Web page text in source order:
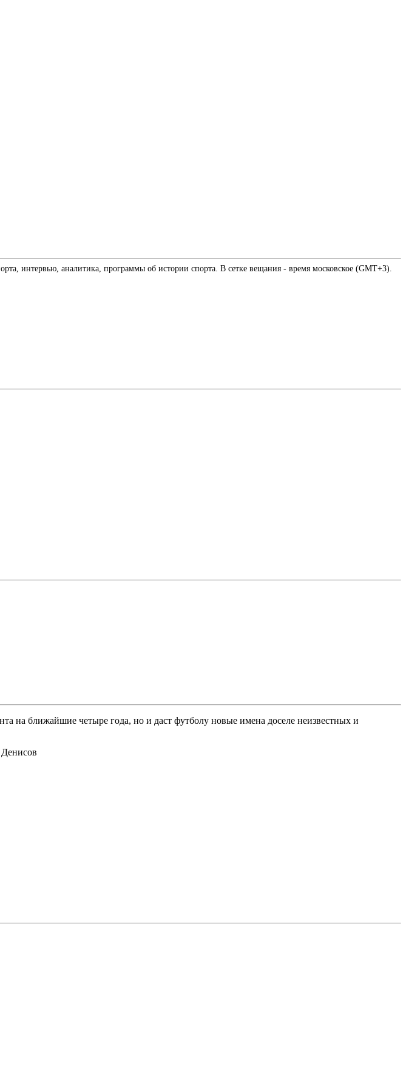
интервью, аналитика, программы об истории спорта. В сетке вещания - время московское (GMT+3).
на ближайшие четыре года, но и даст футболу новые имена доселе неизвестных и
Денисов